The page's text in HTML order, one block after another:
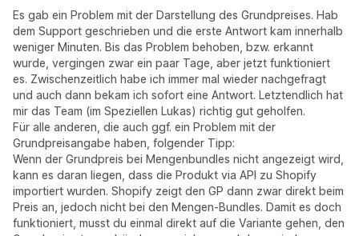
Es gab ein Problem mit der Darstellung des Grundpreises. Hab
dem Support geschrieben und die erste Antwort kam innerhalb
weniger Minuten. Bis das Problem behoben, bzw. erkannt
wurde, vergingen zwar ein paar Tage, aber jetzt funktioniert
es. Zwischenzeitlich habe ich immer mal wieder nachgefragt
und auch dann bekam ich sofort eine Antwort. Letztendlich hat
mir das Team (im Speziellen Lukas) richtig gut geholfen.
Für alle anderen, die auch ggf. ein Problem mit der
Grundpreisangabe haben, folgender Tipp:
Wenn der Grundpreis bei Mengenbundles nicht angezeigt wird,
kann es daran liegen, dass die Produkt via API zu Shopify
importiert wurden. Shopify zeigt den GP dann zwar direkt beim
Preis an, jedoch nicht bei den Mengen-Bundles. Damit es doch
funktioniert, musst du einmal direkt auf die Variante gehen, den